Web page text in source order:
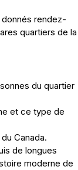
rendez-
quartiers de la
du quartier
et ce type de
Canada.
de longues
moderne de